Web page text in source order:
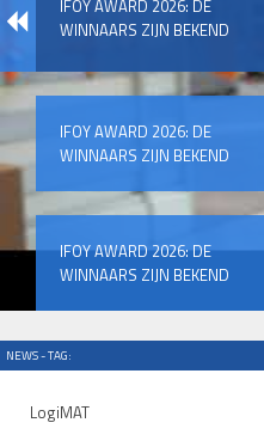
IFOY AWARD 2026: DE
WINNAARS ZIJN BEKEND
IFOY AWARD 2026: DE
WINNAARS ZIJN BEKEND
IFOY AWARD 2026: DE
WINNAARS ZIJN BEKEND
NEWS - TAG:
LogiMAT